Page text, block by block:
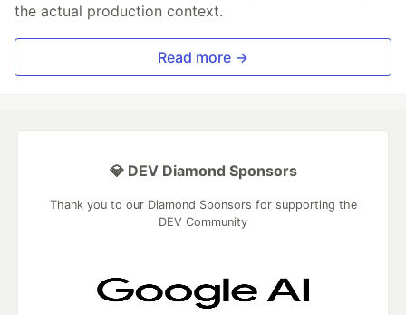
the actual production context.
Read more →
💎 DEV Diamond Sponsors
Thank you to our Diamond Sponsors for supporting the
DEV Community